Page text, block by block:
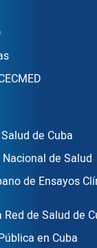
de Cuba
de Salud
de Ensayos
de Salud de
en Cuba